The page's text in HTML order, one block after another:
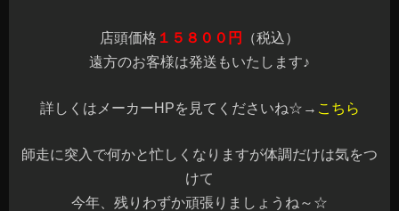
店頭価格 １５８００円
（税込）
遠方のお客様は発送もいたします♪
詳しくはメーカーHPを見てくださいね☆→ こちら
師走に突入で何かと忙しくなりますが体調だけは気をつ
けて
今年、残りわずか頑張りましょうね～☆